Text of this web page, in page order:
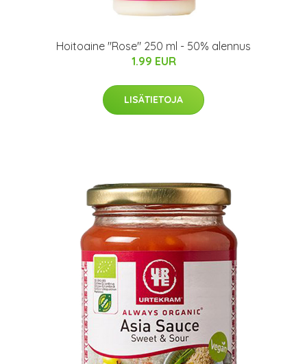
Hoitoaine "Rose" 250 ml - 50% alennus
1.99 EUR
LISÄTIETOJA